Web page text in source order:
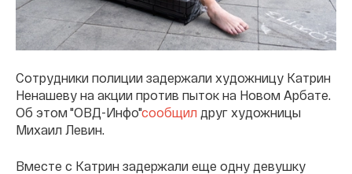
Сотрудники полиции задержали художницу Катрин
Ненашеву на акции против пыток на Новом Арбате.
Об этом "ОВД-Инфо"сообщил друг художницы
Михаил Левин.
Вместе с Катрин задержали еще одну девушку